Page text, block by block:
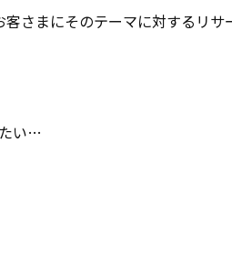
さまにそのテーマに対するリサ
い…